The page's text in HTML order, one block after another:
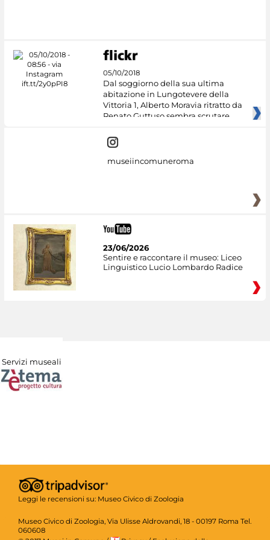
05/10/2018
Dal soggiorno della sua ultima
abitazione in Lungotevere della
Vittoria 1, Alberto Moravia ritratto da
Renato Guttuso sembra scrutare
museiincomuneroma
23/06/2026
Sentire e raccontare il museo: Liceo
Linguistico Lucio Lombardo Radice
Servizi museali
Leggi le recensioni su: Museo Civico di Zoologia
Museo Civico di Zoologia, Via Ulisse Aldrovandi, 18 - 00197 Roma Tel.
060608